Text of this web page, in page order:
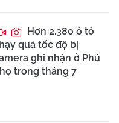
Hơn 2.380 ô tô
quá tốc độ bị
ghi nhận ở Phú
trong tháng 7